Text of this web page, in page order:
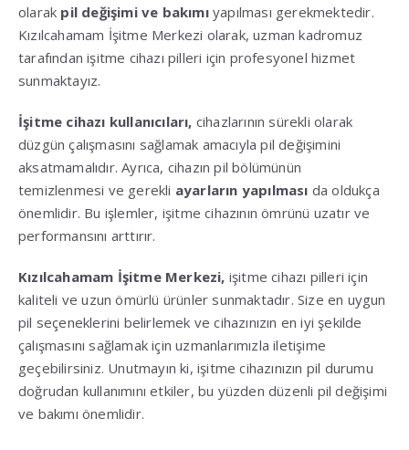
olarak pil değişimi ve bakımıyapılması gerekmektedir.
Kızılcahamam İşitme Merkezi olarak, uzman kadromuz
tarafından işitme cihazı pilleri için profesyonel hizmet
sunmaktayız.
İşitme cihazı kullanıcıları, cihazlarının sürekli olarak
düzgün çalışmasını sağlamak amacıyla pil değişimini
aksatmamalıdır. Ayrıca, cihazın pil bölümünün
temizlenmesi ve gerekli ayarların yapılması da oldukça
önemlidir. Bu işlemler, işitme cihazının ömrünü uzatır ve
performansını arttırır.
Kızılcahamam İşitme Merkezi, işitme cihazı pilleri için
kaliteli ve uzun ömürlü ürünler sunmaktadır. Size en uygun
pil seçeneklerini belirlemek ve cihazınızın en iyi şekilde
çalışmasını sağlamak için uzmanlarımızla iletişime
geçebilirsiniz. Unutmayın ki, işitme cihazınızın pil durumu
doğrudan kullanımını etkiler, bu yüzden düzenli pil değişimi
ve bakımı önemlidir.